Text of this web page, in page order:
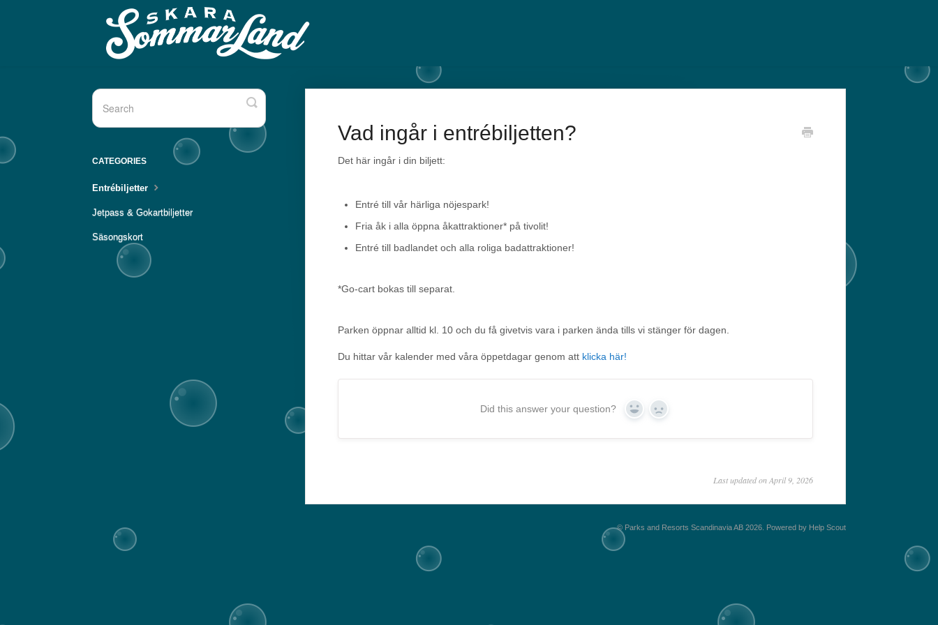
Vad ingår i entrébiljetten?
Det här ingår i din biljett:
Entré till vår härliga nöjespark!
Fria åk i alla öppna åkattraktioner* på tivolit!
Entré till badlandet och alla roliga badattraktioner!
*Go-cart bokas till separat.
Parken öppnar alltid kl. 10 och du få givetvis vara i parken ända tills vi stänger för dagen.
Du hittar vår kalender med våra öppetdagar genom att klicka här!
Did this answer your question? Yes No
Last updated on April 9, 2026
Toggle
Search
CATEGORIES
Entrébiljetter
Jetpass & Gokartbiljetter
Säsongskort
© Parks and Resorts Scandinavia AB 2026. Powered by Help Scout